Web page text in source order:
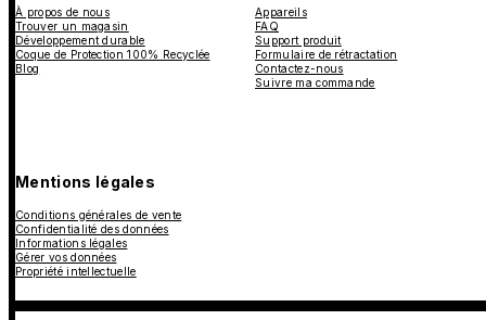
À propos de nous
Trouver un magasin
Développement durable
Coque de Protection 100% Recyclée
Blog
Appareils
FAQ
Support produit
Formulaire de rétractation
Contactez-nous
Suivre ma commande
Mentions légales
Conditions générales de vente
Confidentialité des données
Informations légales
Gérer vos données
Propriété intellectuelle